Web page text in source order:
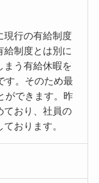
現行の有給制度
給制度とは別に
まう有給休暇を
す。そのため最
ができます。昨
ており、社員の
おります。